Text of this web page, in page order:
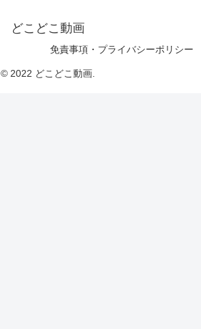
どこどこ動画
免責事項・プライバシーポリシー
© 2022 どこどこ動画.